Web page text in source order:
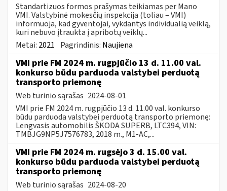
Standartizuos formos prašymas teikiamas per Mano
VMI. Valstybinė mokesčių inspekcija (toliau – VMI)
informuoja, kad gyventojai, vykdantys individualią veiklą,
kuri nebuvo įtraukta į apribotų veiklų...
Metai: 2021 Pagrindinis: Naujiena
VMI prie FM 2024 m. rugpjūčio 13 d. 11.00 val.
konkurso būdu parduoda valstybei perduotą
transporto priemonę
Web turinio sąrašas 2024-08-01
VMI prie FM 2024 m. rugpjūčio 13 d. 11.00 val. konkurso
būdu parduoda valstybei perduotą transporto priemonę:
Lengvasis automobilis ŠKODA SUPERB, LTC394, VIN:
TMBJG9NP5J7576783, 2018 m., M1-AC,...
VMI prie FM 2024 m. rugsėjo 3 d. 15.00 val.
konkurso būdu parduoda valstybei perduotą
transporto priemonę
Web turinio sąrašas 2024-08-20